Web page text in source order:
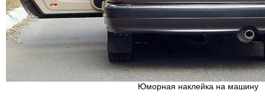
Юморная наклейка на машину